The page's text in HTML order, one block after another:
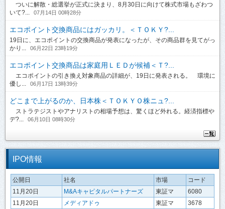
ついに解散・総選挙が正式に決まり、8月30日に向けて株式市場もざわつ
いて?...
07月14日 00時28分
エコポイント交換商品にはガッカリ。＜ＴＯＫＹ?...
19日に、エコポイントの交換商品が発表になったが、その商品群を見てがっ
かり...
06月22日 23時19分
エコポイント交換商品は家庭用ＬＥＤが候補＜Ｔ?...
エコポイントの引き換え対象商品の詳細が、19日に発表される。 環境に
優し...
06月17日 13時39分
どこまで上がるのか、日本株＜ＴＯＫＹＯ株ニュ?...
ストラテジストやアナリストの相場予想は、驚くほど外れる。経済指標や
デ?...
06月10日 08時30分
IPO情報
公開日 社名 市場
コード
11月20日
M&Aキャピタルパートナーズ 東証マ
6080
11月20日
メディアドゥ 東証マ 3678